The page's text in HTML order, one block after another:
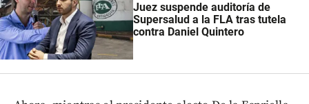
Juez suspende auditoría de
Supersalud a la FLA tras tutela
contra Daniel Quintero